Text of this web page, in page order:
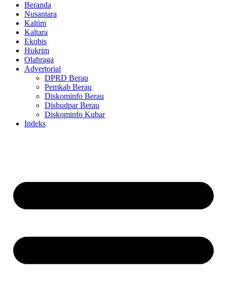
Beranda
Nusantara
Kaltim
Kaltara
Ekobis
Hukrim
Olahraga
Advertorial
DPRD Berau
Pemkab Berau
Diskominfo Berau
Disbudpar Berau
Diskominfo Kubar
Indeks